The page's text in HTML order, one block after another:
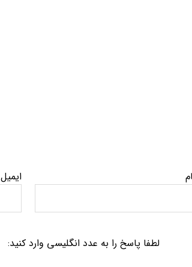
ایمیل
لطفا پاسخ را به عدد انگلیسی وارد کنید: